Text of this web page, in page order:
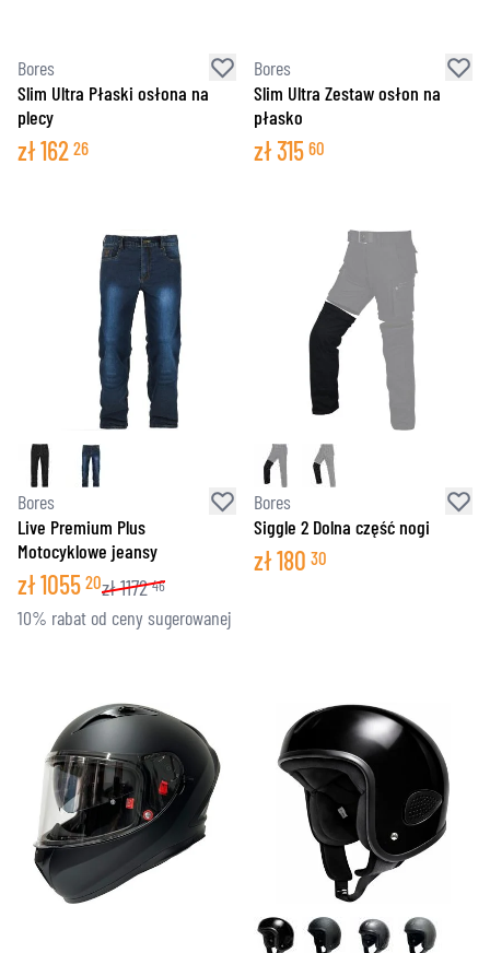
Bores
Slim Ultra Płaski osłona na
plecy
zł162 26
Bores
Slim Ultra Zestaw osłon na
płasko
zł315 60
Bores
Live Premium Plus
Motocyklowe jeansy
zł1055 20zł1172 46
10% rabat od ceny sugerowanej
Bores
Siggle 2 Dolna część nogi
zł180 30